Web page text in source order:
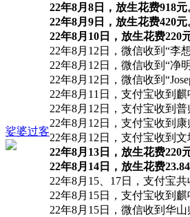
娑婆过客
22年8月8日，放生花费918元
22年8月9日，放生花费420元
22年8月10日，放生花费220元
22年8月12日，微信收到“李
22年8月12日，微信收到“净
22年8月12日，微信收到
22年8月11日，支付宝收到麒
22年8月12日，支付宝收到普
22年8月12日，支付宝收到康
22年8月12日，支付宝收到文
22年8月13日，放生花费220元
22年8月14日，放生花费23.84
22年8月15、17日，支付宝
22年8月15日，支付宝收到麒
22年8月15日，微信收到华山